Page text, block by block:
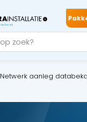
Netwerk aanleg